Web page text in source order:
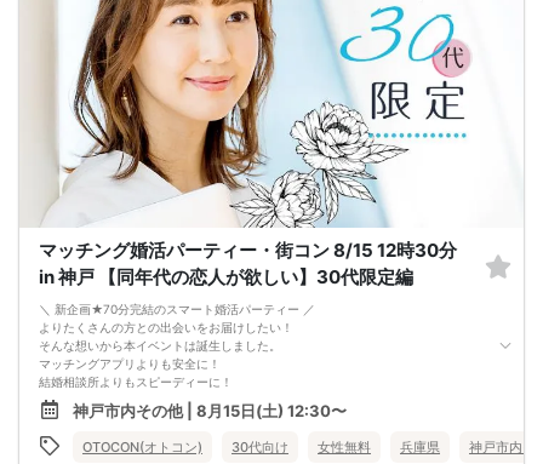
・第一印象カード回収・返却
※お話しやすかった方のチェックはトークタイム中にお願い致します。
・リクエストカード記入
カップルを決める、最終投票カードです。
第一希望～第三希望までご記入頂けます。
・カップリング
カップルになられた方は、パーティー終了後
お二人でのお時間をお過ごしくださいませ。
※本イベントの最少催行人数は男女各3名です。
※参加人数や会場の都合により、やむを得ず開催中止と判断する場合がございま
その際は開始時刻の3時間前後にご連絡致します。
-------------------------------------------------------
当日の持ち物
・ご本人様確認書類（運転免許証・保険証など生年月日の記載がある公的な証明
書）を忘れずご持参ください。
※その他、各イベントの内容・注意事項の記載をご確認ください。
※クレジットカードなどはご本人様確認書類になりませんのでご注意ください。
・お飲み物
※アルコール飲料はお控えください。
-------------------------------------------------------
婚活パーティー 街コン お見合いパーティー
-------------------------------------------------------
マッチング婚活パーティー・街コン 8/15 12時30分
in 神戸 【同年代の恋人が欲しい】30代限定編
＼ 新企画★70分完結のスマート婚活パーティー ／
よりたくさんの方との出会いをお届けしたい！
そんな想いから本イベントは誕生しました。
マッチングアプリよりも安全に！
結婚相談所よりもスピーディーに！
さらに、今までのパーティーよりもリーズナブルに！
この機会にぜひ、ご参加くださいませ♪
-------------------------------------------------------
婚活パーティーの流れ
神戸市内その他 | 8月15日(土) 12:30〜
OTOCON(オトコン) 30代向け 女性無料 兵庫県 神戸市内そ